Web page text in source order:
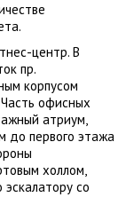
центр. В
пр.
корпусом
офисных
атриум,
до первого этажа
холлом,
со